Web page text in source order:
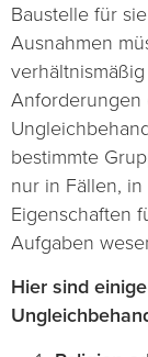
Baustelle für
Ausnahmen
Anforderungen
bestimmte
nur in Fällen,
Eigenschaften
Aufgaben
Hier sind